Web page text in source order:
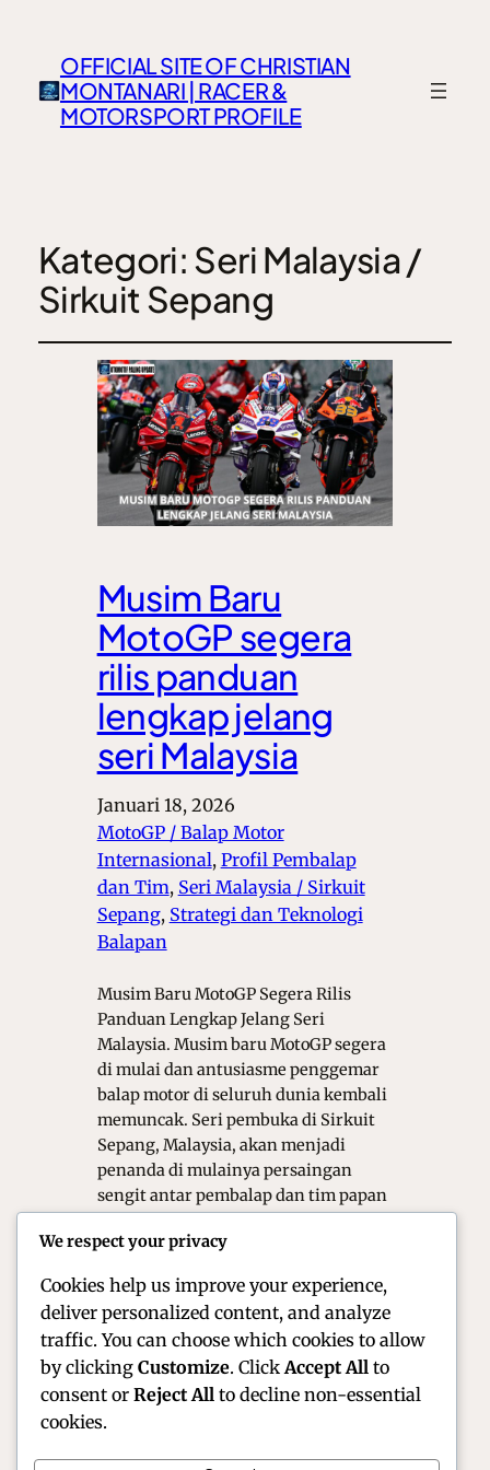
OFFICIAL SITE OF CHRISTIAN
MONTANARI | RACER &
MOTORSPORT PROFILE
Kategori: Seri Malaysia /
Sirkuit Sepang
Musim Baru
MotoGP segera
rilis panduan
lengkap jelang
seri Malaysia
Januari 18, 2026
MotoGP / Balap Motor
Internasional, Profil Pembalap
dan Tim, Seri Malaysia / Sirkuit
Sepang, Strategi dan Teknologi
Balapan
Musim Baru MotoGP Segera Rilis
Panduan Lengkap Jelang Seri
Malaysia. Musim baru MotoGP segera
di mulai dan antusiasme penggemar
balap motor di seluruh dunia kembali
memuncak. Seri pembuka di Sirkuit
Sepang, Malaysia, akan menjadi
penanda di mulainya persaingan
sengit antar pembalap dan tim papan
gambaran umum jelang seri Malaysia
We respect your privacy
Cookies help us improve your experience,
deliver personalized content, and analyze
traffic. You can choose which cookies to allow
by clicking Customize. Click Accept All to
consent or Reject All to decline non-essential
cookies.